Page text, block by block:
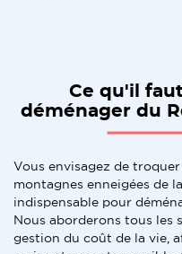
Ce qu'il
déménager du
Vous envisagez de
montagnes enneigées de
indispensable pour
Nous aborderons tous les
gestion du coût de la vie,